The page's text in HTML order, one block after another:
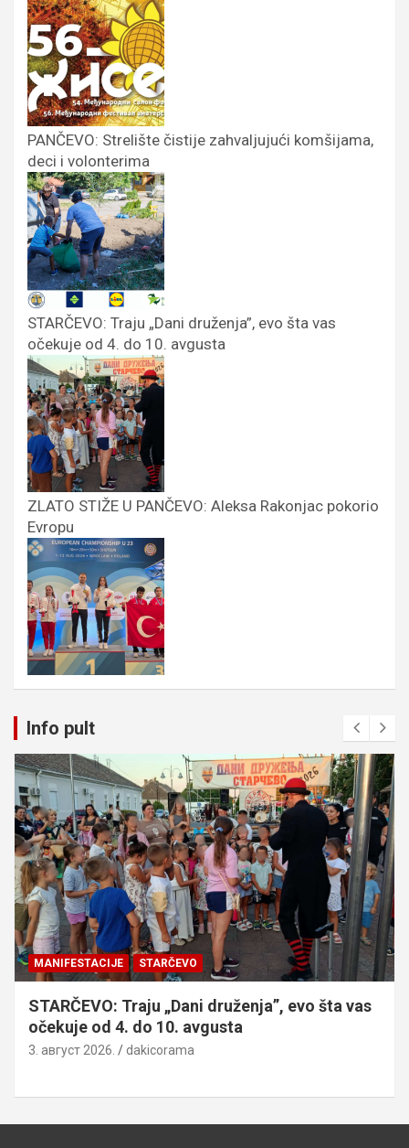
PANČEVO: Strelište čistije zahvaljujući komšijama,
deci i volonterima
STARČEVO: Traju „Dani druženja”, evo šta vas
očekuje od 4. do 10. avgusta
ZLATO STIŽE U PANČEVO: Aleksa Rakonjac pokorio
Evropu
Info pult
MANIFESTACIJE STARČEVO
STARČEVO: Traju „Dani druženja”, evo šta vas
očekuje od 4. do 10. avgusta
3. август 2026. dakicorama